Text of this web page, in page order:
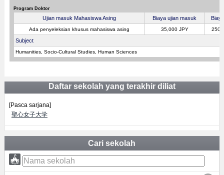
Program Doktor
Ujian masuk Mahasiswa Asing Biaya ujian masuk
Ada penyeleksian khusus mahasiswa asing 35,000 JPY
Subject
Humanities, Socio-Cultural Studies, Human Sciences
Daftar sekolah yang terakhir diliat
[Pasca sarjana]
聖心女子大学
Cari sekolah